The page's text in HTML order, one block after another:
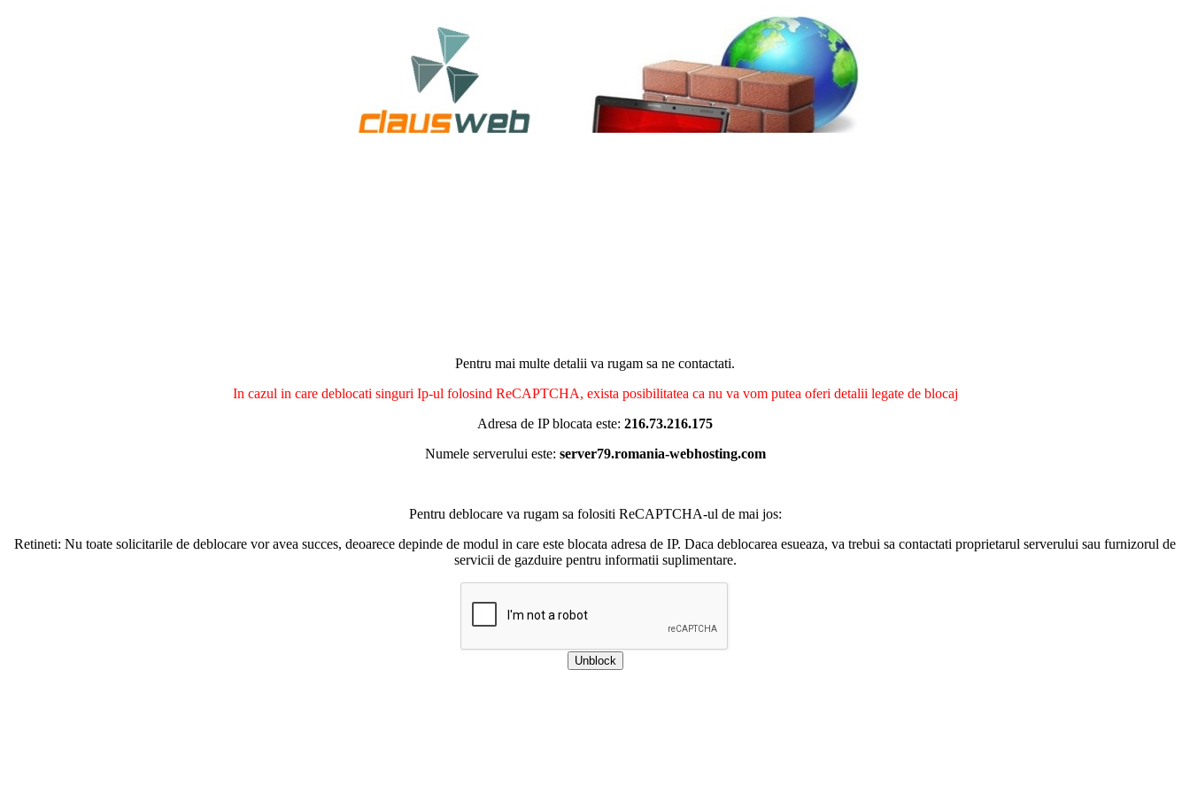
Pentru mai multe detalii va rugam sa ne contactati.
In cazul in care deblocati singuri Ip-ul folosind ReCAPTCHA, exista posibilitatea ca nu va vom putea oferi detalii legate de blocaj
Adresa de IP blocata este: 216.73.216.175
Numele serverului este: server79.romania-webhosting.com
Pentru deblocare va rugam sa folositi ReCAPTCHA-ul de mai jos:
Retineti: Nu toate solicitarile de deblocare vor avea succes, deoarece depinde de modul in care este blocata adresa de IP. Daca deblocarea esueaza, va trebui sa contactati proprietarul serverului sau furnizorul de
servicii de gazduire pentru informatii suplimentare.